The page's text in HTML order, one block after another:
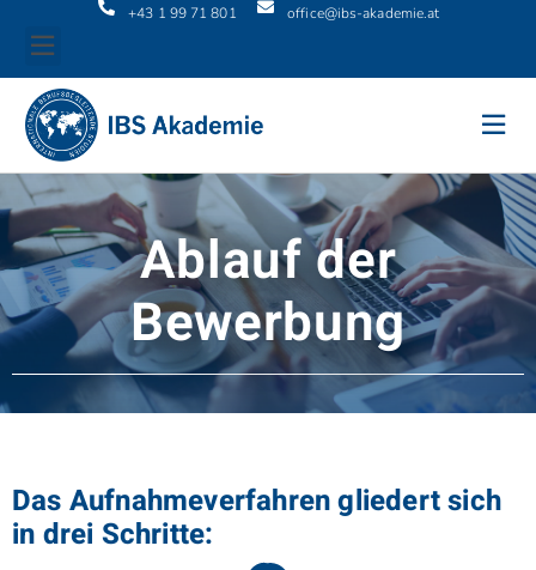
+43 1 99 71 801 office@ibs-akademie.at
Ablauf der
Bewerbung
Das Aufnahmeverfahren gliedert sich
in drei Schritte: